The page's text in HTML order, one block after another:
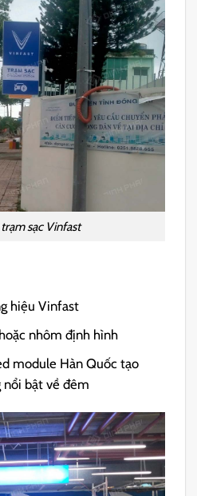
sạc Vinfast
hiệu Vinfast
nhôm định hình
module Hàn Quốc tạo
nổi bật về đêm